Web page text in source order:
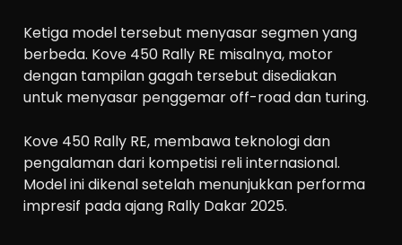
Ketiga model tersebut menyasar segmen yang
berbeda. Kove 450 Rally RE misalnya, motor
dengan tampilan gagah tersebut disediakan
untuk menyasar penggemar off-road dan turing.
Kove 450 Rally RE, membawa teknologi dan
pengalaman dari kompetisi reli internasional.
Model ini dikenal setelah menunjukkan performa
impresif pada ajang Rally Dakar 2025.